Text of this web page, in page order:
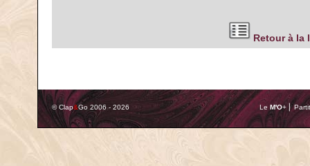
Retour à la
© Clap&Go 2006 - 2026 Le M'O+ ⎢